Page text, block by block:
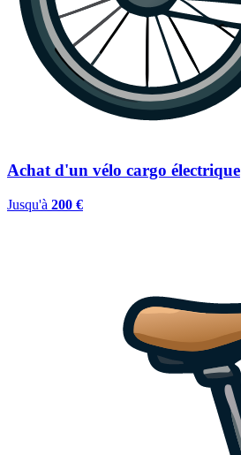
Achat d'un vélo cargo électrique
Jusqu'à 200 €